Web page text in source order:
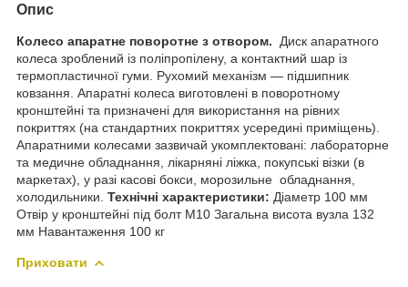
Опис
Колесо апаратне поворотне з отвором.
Диск апаратного
колеса зроблений із поліпропілену, а контактний шар із
термопластичної гуми. Рухомий механізм — підшипник
ковзання. Апаратні колеса виготовлені в поворотному
кронштейні та призначені для використання на рівних
покриттях (на стандартних покриттях усередині приміщень).
Апаратними колесами зазвичай укомплектовані: лабораторне
та медичне обладнання, лікарняні ліжка, покупські візки (в
маркетах), у разі касові бокси, морозильне обладнання,
холодильники. Технічні характеристики: Діаметр 100 мм
Отвір у кронштейні під болт М10 Загальна висота вузла 132
мм Навантаження 100 кг
Приховати